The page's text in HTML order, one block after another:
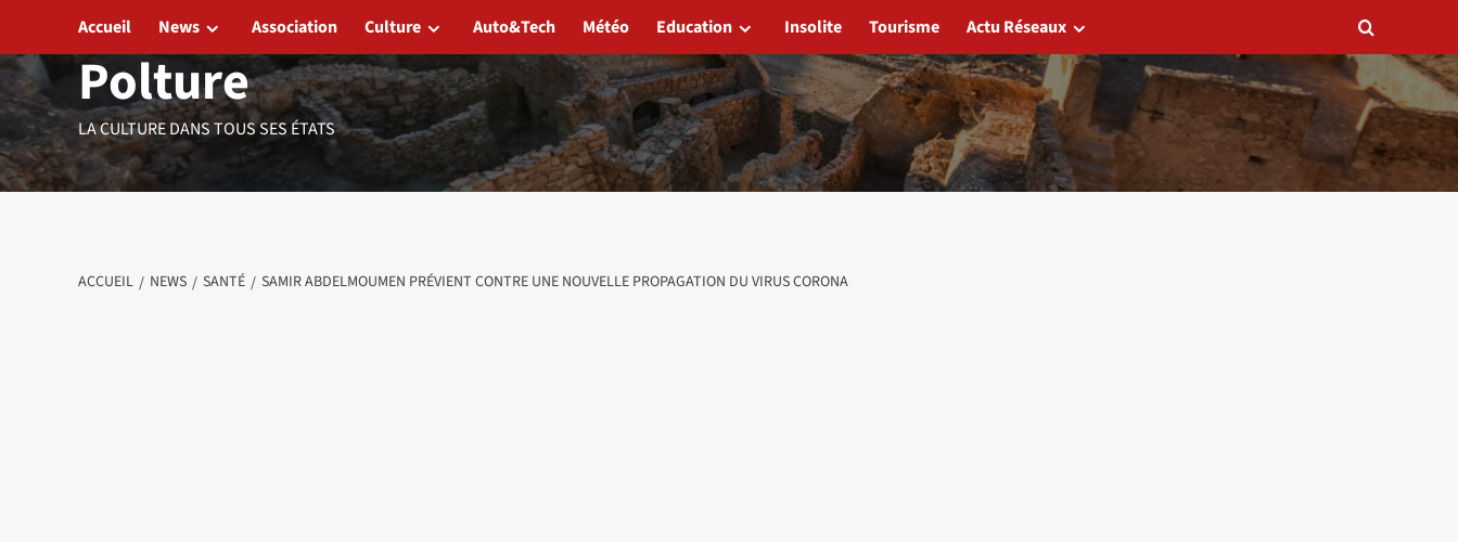
contenu
Polture
LA CULTURE DANS TOUS SES ÉTATS
Accueil News Association Culture Auto&Tech Météo Education Insolite Tourisme Actu Réseaux
ACCUEIL NEWS SANTÉ SAMIR ABDELMOUMEN PRÉVIENT CONTRE UNE NOUVELLE PROPAGATION DU VIRUS CORONA